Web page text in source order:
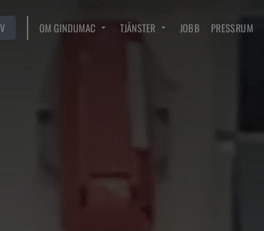
OM GINDUMAC TJÄNSTER JOBB PRESSRUM